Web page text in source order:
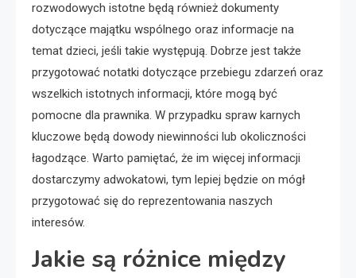
rozwodowych istotne będą również dokumenty
dotyczące majątku wspólnego oraz informacje na
temat dzieci, jeśli takie występują. Dobrze jest także
przygotować notatki dotyczące przebiegu zdarzeń oraz
wszelkich istotnych informacji, które mogą być
pomocne dla prawnika. W przypadku spraw karnych
kluczowe będą dowody niewinności lub okoliczności
łagodzące. Warto pamiętać, że im więcej informacji
dostarczymy adwokatowi, tym lepiej będzie on mógł
przygotować się do reprezentowania naszych
interesów.
Jakie są różnice między